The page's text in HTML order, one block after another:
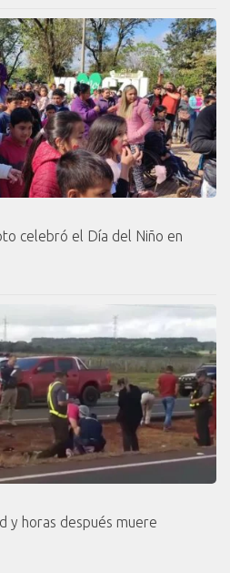
celebró el Día del Niño en
y horas después muere